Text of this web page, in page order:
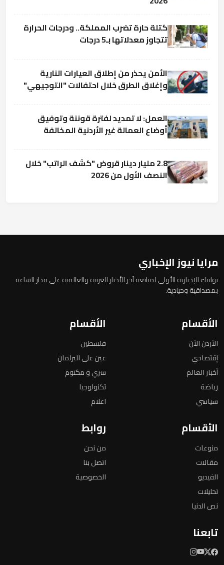
كتلة حارة تضرب المملكة.. ودرجات الحرارة
تتجاوز معدلاتها بـ5 درجات
الأمن يحذر من إطلاق العيارات النارية
وإغلاق الطرق خلال احتفالات "التوجيهي"
العمل: لا تمديد لفترة قوننة وتوفيق
أوضاع العمالة غير الأردنية المخالفة
2.8 مليار دينار قروض "كشف الراتب" خلال
النصف الأول من 2026
مرايا نيوز الإخباري
بوابتك الإخبارية الأولى لمتابعة آخر الأخبار العربية والعالمية على مدار الساعة
بمصداقية وحيادية.
الأقسام
الأردن الأن
إقتصادي
أخبار العالم
رياضة
سياسي
الأقسام
فلسطين
عين على البرلمان
سري و مكتوم
تكنولوجيا
اعلام
الأقسام
منوعات
مقالات
الفيديو
تحليلات
نص الدنيا
روابط
من نحن
اتصل بنا
الخصوصية
تابعنا